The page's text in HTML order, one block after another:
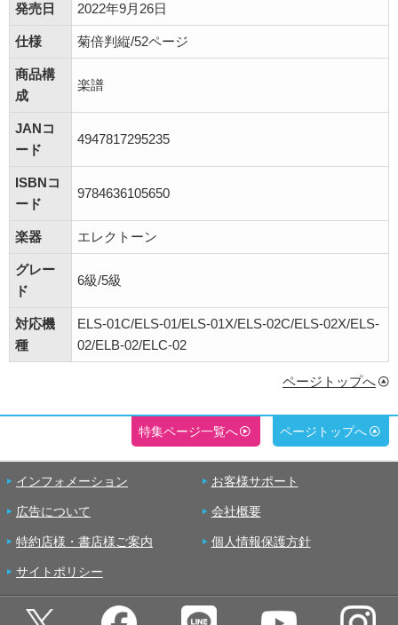
発売日 2022年9月26日
仕様 菊倍判縦/52ページ
商品構
成
楽譜
JANコ
ード
4947817295235
ISBNコ
ード
9784636105650
楽器 エレクトーン
グレー
ド
6級/5級
対応機
種
ELS-01C/ELS-01/ELS-01X/ELS-02C/ELS-02X/ELS-
02/ELB-02/ELC-02
ページトップへ
特集ページ一覧へ ページトップへ
インフォメーション お客様サポート
広告について 会社概要
特約店様・書店様ご案内 個人情報保護方針
サイトポリシー